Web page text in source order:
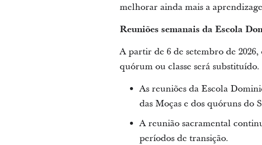
melhorar ainda mais a
Reuniões semanais da Escola
A partir de 6 de setembro de
quórum ou classe será
As reuniões da Escola
das Moças e dos quóruns do
A reunião sacramental
períodos de transição.